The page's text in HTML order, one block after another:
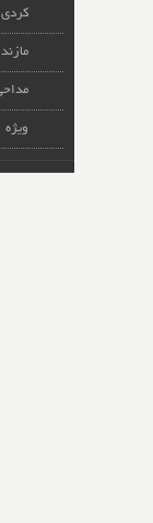
کردی
ویژه